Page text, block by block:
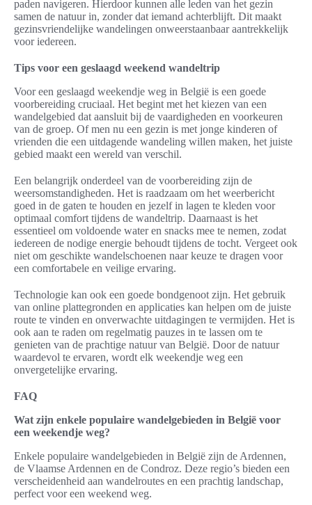
paden navigeren. Hierdoor kunnen alle leden van het gezin
samen de natuur in, zonder dat iemand achterblijft. Dit maakt
gezinsvriendelijke wandelingen onweerstaanbaar aantrekkelijk
voor iedereen.
Tips voor een geslaagd weekend wandeltrip
Voor een geslaagd weekendje weg in België is een goede
voorbereiding cruciaal. Het begint met het kiezen van een
wandelgebied dat aansluit bij de vaardigheden en voorkeuren
van de groep. Of men nu een gezin is met jonge kinderen of
vrienden die een uitdagende wandeling willen maken, het juiste
gebied maakt een wereld van verschil.
Een belangrijk onderdeel van de voorbereiding zijn de
weersomstandigheden. Het is raadzaam om het weerbericht
goed in de gaten te houden en jezelf in lagen te kleden voor
optimaal comfort tijdens de wandeltrip. Daarnaast is het
essentieel om voldoende water en snacks mee te nemen, zodat
iedereen de nodige energie behoudt tijdens de tocht. Vergeet ook
niet om geschikte wandelschoenen naar keuze te dragen voor
een comfortabele en veilige ervaring.
Technologie kan ook een goede bondgenoot zijn. Het gebruik
van online plattegronden en applicaties kan helpen om de juiste
route te vinden en onverwachte uitdagingen te vermijden. Het is
ook aan te raden om regelmatig pauzes in te lassen om te
genieten van de prachtige natuur van België. Door de natuur
waardevol te ervaren, wordt elk weekendje weg een
onvergetelijke ervaring.
FAQ
Wat zijn enkele populaire wandelgebieden in België voor
een weekendje weg?
Enkele populaire wandelgebieden in België zijn de Ardennen,
de Vlaamse Ardennen en de Condroz. Deze regio’s bieden een
verscheidenheid aan wandelroutes en een prachtig landschap,
perfect voor een weekend weg.